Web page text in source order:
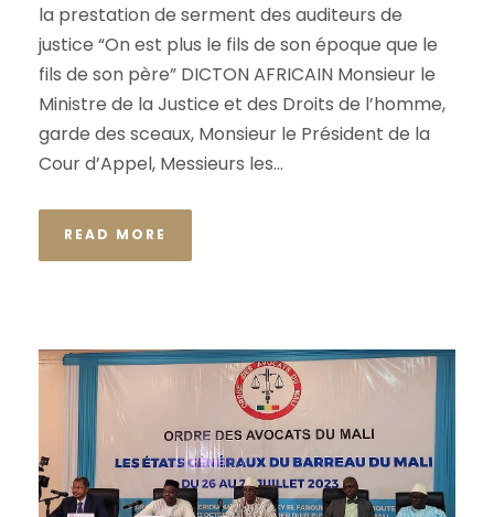
la prestation de serment des auditeurs de
justice “On est plus le fils de son époque que le
fils de son père” DICTON AFRICAIN Monsieur le
Ministre de la Justice et des Droits de l’homme,
garde des sceaux, Monsieur le Président de la
Cour d’Appel, Messieurs les...
READ MORE